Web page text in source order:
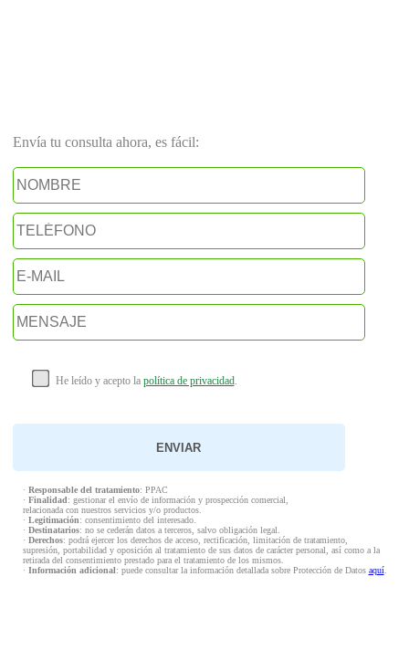
Envía tu consulta ahora, es fácil:
He leído y acepto la política de privacidad.
· Responsable del tratamiento: PPAC
· Finalidad: gestionar el envío de información y prospección comercial,
relacionada con nuestros servicios y/o productos.
· Legitimación: consentimiento del interesado.
· Destinatarios: no se cederán datos a terceros, salvo obligación legal.
· Derechos: podrá ejercer los derechos de acceso, rectificación, limitación de tratamiento,
supresión, portabilidad y oposición al tratamiento de sus datos de carácter personal, así como a la
retirada del consentimiento prestado para el tratamiento de los mismos.
· Información adicional: puede consultar la información detallada sobre Protección de Datos aquí.